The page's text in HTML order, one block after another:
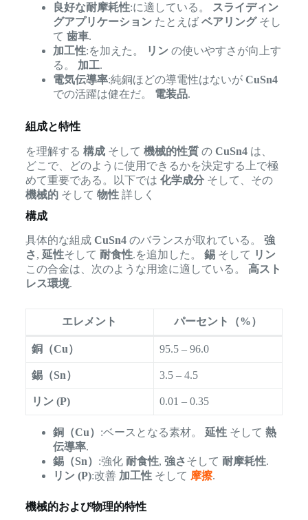
良好な耐摩耗性:に適している。
スライディン
グアプリケーション たとえば ベアリングそし
て 歯車.
加工性:を加えた。 リン の使いやすさが向上す
る。 加工.
電気伝導率:純銅ほどの導電性はないが CuSn4
での活躍は健在だ。 電装品.
組成と特性
を理解する 構成そして 機械的性質の CuSn4は、
どこで、どのように使用できるかを決定する上で極
めて重要である。以下では 化学成分そして、その
機械的そして 物性詳しく
構成
具体的な組成 CuSn4のバランスが取れている。 強
さ, 延性そして 耐食性.を追加した。 錫そして リン
この合金は、次のような用途に適している。 高スト
レス環境.
エレメント パーセント（%）
銅（Cu） 95.5 – 96.0
錫（Sn） 3.5 – 4.5
リン (P) 0.01 – 0.35
銅（Cu） :ベースとなる素材。 延性そして 熱
伝導率.
錫（Sn） :強化 耐食性, 強さそして 耐摩耗性.
リン (P):改善 加工性そして 摩擦.
機械的および物理的特性